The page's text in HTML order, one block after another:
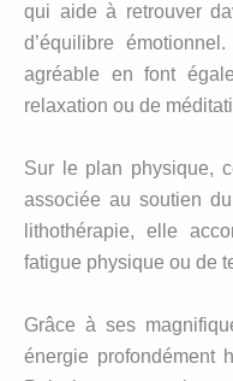
qui aide à retrouver
d’équilibre
agréable en font
relaxation ou de
Sur le plan physique,
associée au soutien
lithothérapie, elle
fatigue physique ou de
Grâce à ses
énergie profondément